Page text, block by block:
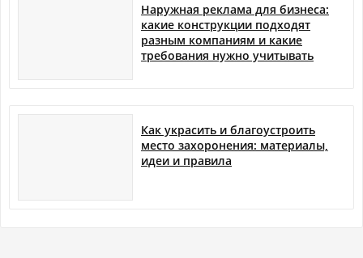
Наружная реклама для бизнеса:
какие конструкции подходят
разным компаниям и какие
требования нужно учитывать
Как украсить и благоустроить
место захоронения: материалы,
идеи и правила